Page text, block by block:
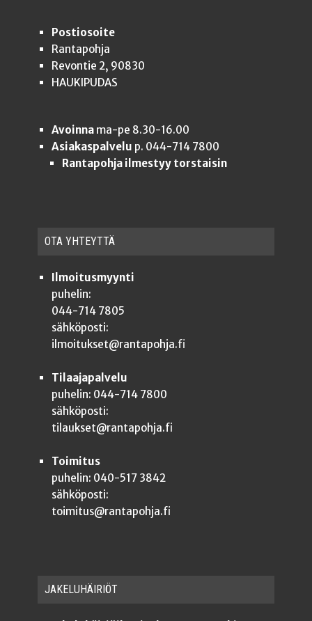
Postiosoite
Rantapohja
Revontie 2, 90830
HAUKIPUDAS
Avoinnama-pe 8.30-16.00
Asiakaspalvelu p. 044-714 7800
Rantapohja ilmestyy torstaisin
OTA YHTEYT­TÄ
Ilmoitusmyynti
puhelin:
044-714 7805
sähköposti:
ilmoitukset@rantapohja.fi
Tilaajapalvelu
puhelin: 044-714 7800
sähköposti:
tilaukset@rantapohja.fi
Toimitus
puhelin: 040-517 3842
sähköposti:
toimitus@rantapohja.fi
JAKE­LU­HÄI­RIÖT